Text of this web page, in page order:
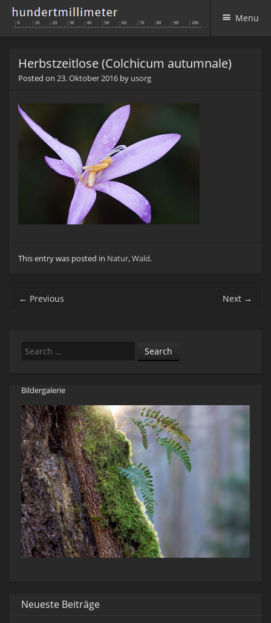
Menu
Herbstzeitlose (Colchicum autumnale)
Posted on 23. Oktober 2016 by usorg
This entry was posted in Natur,Wald.
Post navigation
← Previous Next →
Search
Bildergalerie
Neueste Beiträge